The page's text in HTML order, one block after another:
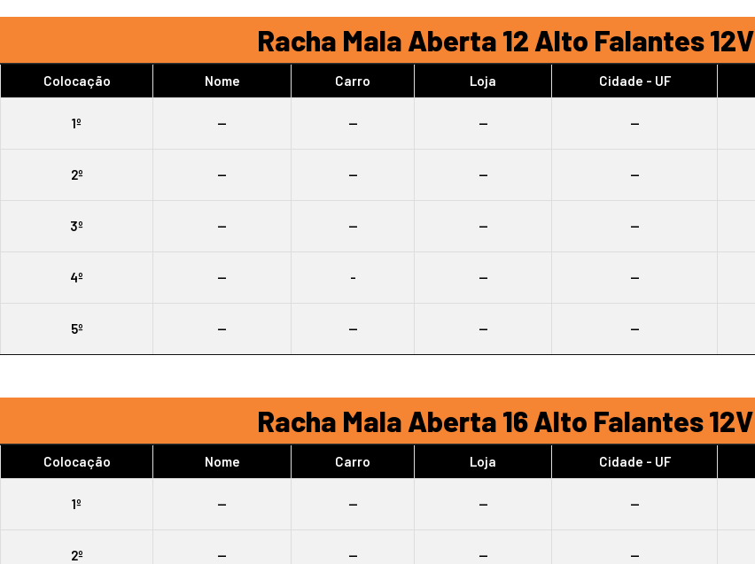
Racha Mala Aberta 12 Alto Falantes 12V
Colocação Nome Carro Loja Cidade - UF
1º -- -- -- --
2º -- -- -- --
3º -- -- -- --
4º -- - -- --
5º -- -- -- --
Racha Mala Aberta 16 Alto Falantes 12V
Colocação Nome Carro Loja Cidade - UF
1º -- -- -- --
2º -- -- -- --